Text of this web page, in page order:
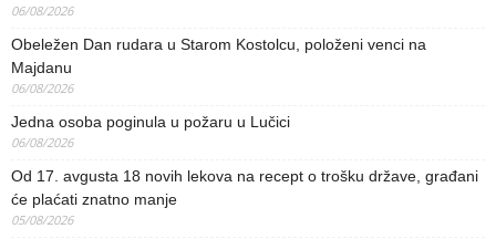
06/08/2026
Obeležen Dan rudara u Starom Kostolcu, položeni venci na
Majdanu
06/08/2026
Jedna osoba poginula u požaru u Lučici
06/08/2026
Od 17. avgusta 18 novih lekova na recept o trošku države, građani
će plaćati znatno manje
05/08/2026